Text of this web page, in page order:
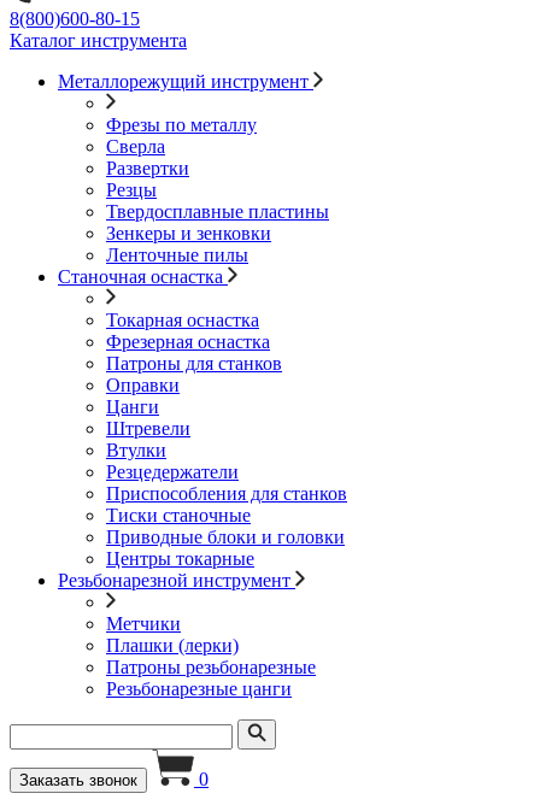
8(800)600-80-15
Каталог инструмента
Металлорежущий инструмент
Фрезы по металлу
Сверла
Развертки
Резцы
Твердосплавные пластины
Зенкеры и зенковки
Ленточные пилы
Станочная оснастка
Токарная оснастка
Фрезерная оснастка
Патроны для станков
Оправки
Цанги
Штревели
Втулки
Резцедержатели
Приспособления для станков
Тиски станочные
Приводные блоки и головки
Центры токарные
Резьбонарезной инструмент
Метчики
Плашки (лерки)
Патроны резьбонарезные
Резьбонарезные цанги
Заказать звонок 0